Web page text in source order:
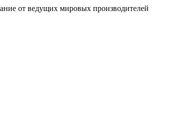
от ведущих мировых производителей